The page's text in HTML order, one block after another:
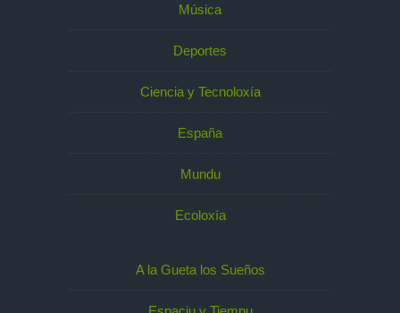
Música
Deportes
Ciencia y Tecnoloxía
España
Mundu
Ecoloxía
A la Gueta los Sueños